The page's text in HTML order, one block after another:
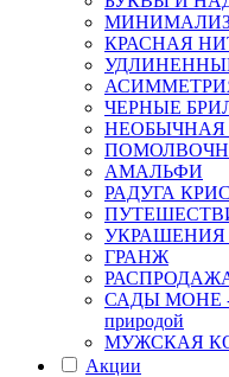
КРАСНАЯ
ЧЕРНЫЕ
НЕОБЫЧНАЯ
АМАЛЬФИ
РАДУГА
ГРАНЖ
САДЫ МОНЕ -
природой
МУЖСКАЯ
Акции